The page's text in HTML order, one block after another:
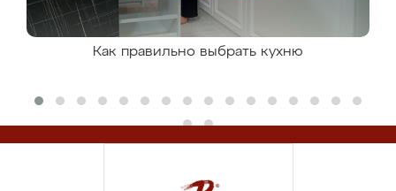
Как правильно выбрать кухню